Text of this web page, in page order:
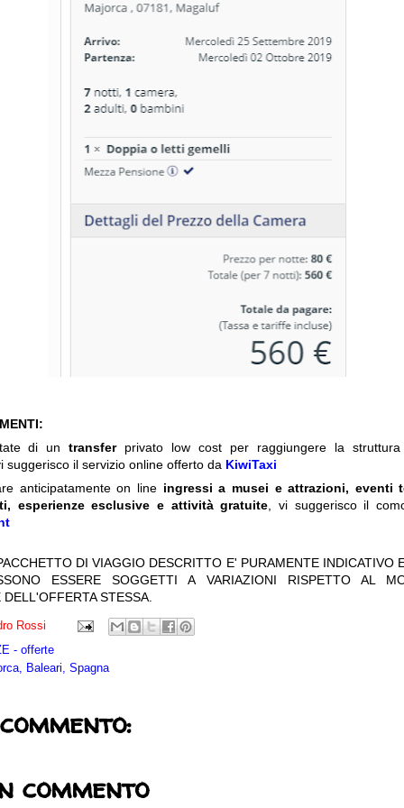
di untransfer privato low cost per raggiungere la
suggerisco il servizio online offerto da KiwiTaxi
anticipatamente on line ingressi a musei e attrazioni, eventi
esperienze esclusive e attività gratuite , vi suggerisco il
DI VIAGGIO DESCRITTO E' PURAMENTE INDICATIVO
ESSERE SOGGETTI A VARIAZIONI RISPETTO AL
STESSA.
Rossi
- offerte
Baleari, Spagna
commento